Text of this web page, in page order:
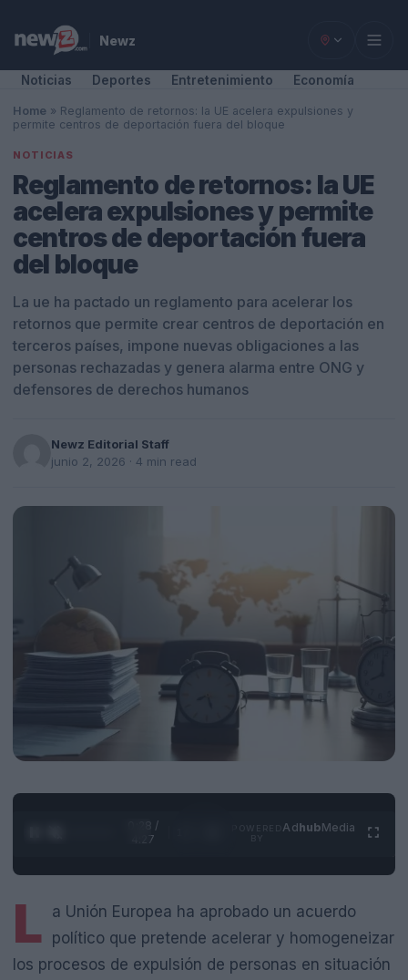
Newz
Noticias Deportes Entretenimiento Economía
Home » Reglamento de retornos: la UE acelera expulsiones y
permite centros de deportación fuera del bloque
NOTICIAS
Reglamento de retornos: la UE
acelera expulsiones y permite
centros de deportación fuera
del bloque
La ue ha pactado un reglamento para acelerar los
retornos que permite crear centros de deportación en
terceros países, impone nuevas obligaciones a las
personas rechazadas y genera alarma entre ONG y
defensores de derechos humanos
Newz Editorial Staff
junio 2, 2026 · 4 min read
0:29 /
4:27
AdhubMedia
L a Unión Europea ha aprobado un acuerdo
político que pretende acelerar y homogeneizar
los procesos de expulsión de personas en situación